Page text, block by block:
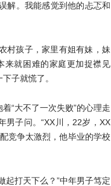
解。我能感觉到他的忐忑和
村孩子，家里有姐有妹，妹
来就困难的家庭更加捉襟见
子就慌了。
“大不了一次失败”的心理走
男子问。“XX川，22岁，XX
竞争太激烈，他毕业的学校
起打天下么？”中年男子笃定